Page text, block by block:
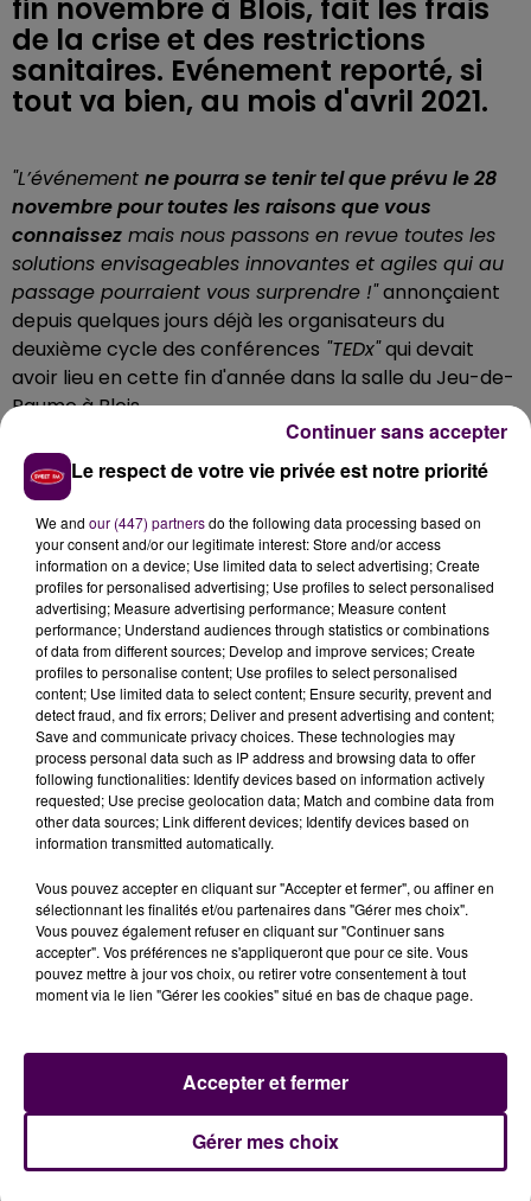
fin novembre à Blois, fait les frais
de la crise et des restrictions
sanitaires. Evénement reporté, si
tout va bien, au mois d'avril 2021.
"L’événement ne pourra se tenir tel que prévu le 28
novembre pour toutes les raisons que vous
connaissez mais nous passons en revue toutes les
solutions envisageables innovantes et agiles qui au
passage pourraient vous surprendre !"annonçaient
depuis quelques jours déjà les organisateurs du
deuxième cycle des conférences "TEDx"qui devait
avoir lieu en cette fin d'année dans la salle du Jeu-de-
Paume à Blois.
REPORT AU MOIS D'AVRIL PROCHAIN
Compte tenu des restrictions liées à l'application des
gestes barrières et au respect du confinement, le
rendez-vous -qui restera consacré au thème de
dopamine"- estdécalé au 3 avril prochain:
"L’actualité sanitaire nous impose à tou(te)s une
nouvelle expérience, mais à bien y réfléchir, vivre des
expériences, c’est le propre des TEDx en plus de
diffuser des idées qui valent la peine d’être
partagées"conclut-on, dans un élan d'optimisme.
À LA UNE
31 juillet 2026
Gagnez vos entrées à Terra Botanica !
Le respect de votre vie privée est notre priorité
We and our (447) partnersdo the following data processing based on
your consent and/or our legitimate interest: Store and/or access
information on a device; Use limited data to select advertising; Create
profiles for personalised advertising; Use profiles to select personalised
advertising; Measure advertising performance; Measure content
performance; Understand audiences through statistics or combinations
of data from different sources; Develop and improve services; Create
profiles to personalise content; Use profiles to select personalised
content; Use limited data to select content; Ensure security, prevent and
detect fraud, and fix errors; Deliver and present advertising and content;
Save and communicate privacy choices. These technologies may
process personal data such as IP address and browsing data to offer
following functionalities: Identify devices based on information actively
requested; Use precise geolocation data; Match and combine data from
other data sources; Link different devices; Identify devices based on
information transmitted automatically.
Vous pouvez accepter en cliquant sur "Accepter et fermer", ou affiner en
sélectionnant les finalités et/ou partenaires dans "Gérer mes choix".
Vous pouvez également refuser en cliquant sur "Continuer sans
accepter". Vos préférences ne s'appliqueront que pour ce site. Vous
pouvez mettre à jour vos choix, ou retirer votre consentement à tout
moment via le lien "Gérer les cookies" situé en bas de chaque page.
Gérer mes choix
Accepter et fermer
Continuer sans accepter